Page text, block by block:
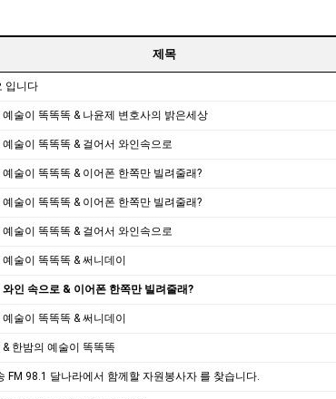
제목
입니다
술이 똑똑똑 & 나윤제 변호사의 밝은세상
술이 똑똑똑 & 걸어서 와인속으로
술이 똑똑똑 & 이어폰 한쪽만 빌려줄래?
술이 똑똑똑 & 이어폰 한쪽만 빌려줄래?
술이 똑똑똑 & 걸어서 와인속으로
술이 똑똑똑 & 써니데이
인 속으로 & 이어폰 한쪽만 빌려줄래?
술이 똑똑똑 & 써니데이
한밤의 예술이 똑똑똑
FM 98.1 달나라에서 함께할 자원봉사자 를 찾습니다.